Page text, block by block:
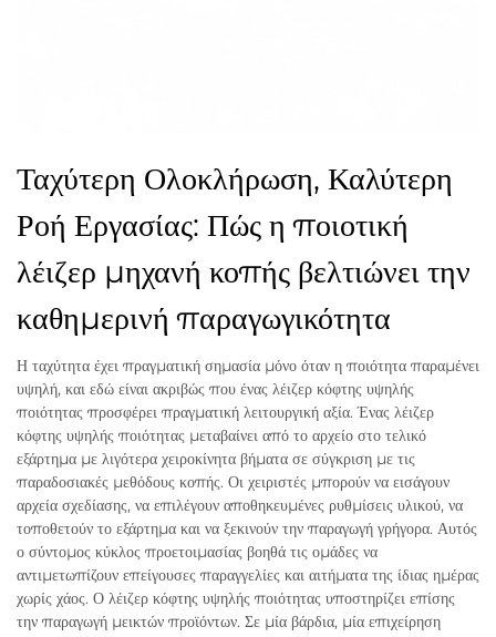
Ταχύτερη Ολοκλήρωση, Καλύτερη
Ροή Εργασίας: Πώς η ποιοτική
λέιζερ μηχανή κοπής βελτιώνει την
καθημερινή παραγωγικότητα
Η ταχύτητα έχει πραγματική σημασία μόνο όταν η ποιότητα παραμένει
υψηλή, και εδώ είναι ακριβώς που ένας λέιζερ κόφτης υψηλής
ποιότητας προσφέρει πραγματική λειτουργική αξία. Ένας λέιζερ
κόφτης υψηλής ποιότητας μεταβαίνει από το αρχείο στο τελικό
εξάρτημα με λιγότερα χειροκίνητα βήματα σε σύγκριση με τις
παραδοσιακές μεθόδους κοπής. Οι χειριστές μπορούν να εισάγουν
αρχεία σχεδίασης, να επιλέγουν αποθηκευμένες ρυθμίσεις υλικού, να
τοποθετούν το εξάρτημα και να ξεκινούν την παραγωγή γρήγορα. Αυτός
ο σύντομος κύκλος προετοιμασίας βοηθά τις ομάδες να
αντιμετωπίζουν επείγουσες παραγγελίες και αιτήματα της ίδιας ημέρας
χωρίς χάος. Ο λέιζερ κόφτης υψηλής ποιότητας υποστηρίζει επίσης
την παραγωγή μεικτών προϊόντων. Σε μία βάρδια, μία επιχείρηση